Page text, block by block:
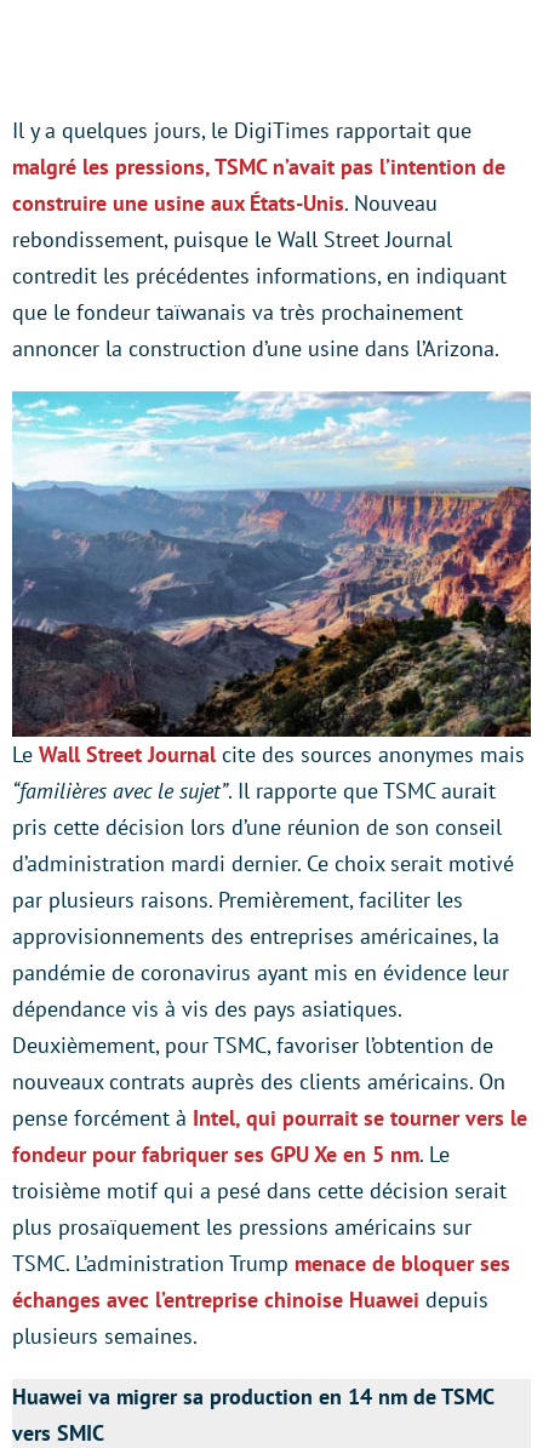
Il y a quelques jours, le DigiTimes rapportait que
malgré les pressions, TSMC n’avait pas l’intention de
construire une usine aux États-Unis. Nouveau
rebondissement, puisque le Wall Street Journal
contredit les précédentes informations, en indiquant
que le fondeur taïwanais va très prochainement
annoncer la construction d’une usine dans l’Arizona.
Le Wall Street Journalcite des sources anonymes mais
“familières avec le sujet”. Il rapporte que TSMC aurait
pris cette décision lors d’une réunion de son conseil
d’administration mardi dernier. Ce choix serait motivé
par plusieurs raisons. Premièrement, faciliter les
approvisionnements des entreprises américaines, la
pandémie de coronavirus ayant mis en évidence leur
dépendance vis à vis des pays asiatiques.
Deuxièmement, pour TSMC, favoriser l’obtention de
nouveaux contrats auprès des clients américains. On
pense forcément à Intel, qui pourrait se tourner vers le
fondeur pour fabriquer ses GPU Xe en 5 nm. Le
troisième motif qui a pesé dans cette décision serait
plus prosaïquement les pressions américains sur
TSMC. L’administration Trump menace de bloquer ses
échanges avec l’entreprise chinoise Huawei depuis
plusieurs semaines.
Huawei va migrer sa production en 14 nm de TSMC
vers SMIC